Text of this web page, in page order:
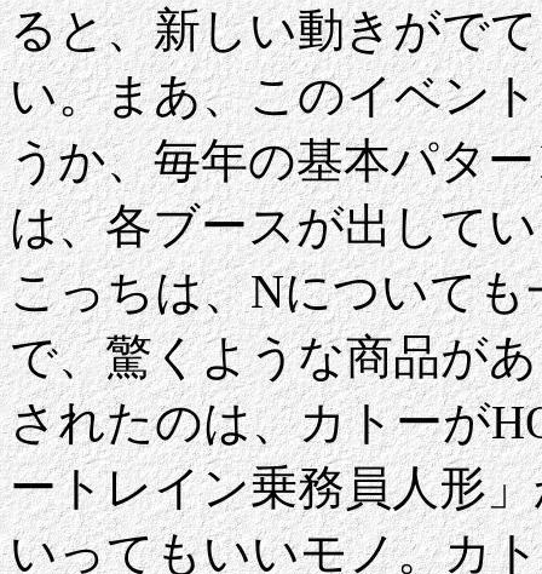
ると、新しい動きがで
い。まあ、このイベン
うか、毎年の基本パタ
は、各ブースが出して
こっちは、Nについて
で、驚くような商品が
されたのは、カトーが
ートレイン乗務員人形
いってもいいモノ。カ